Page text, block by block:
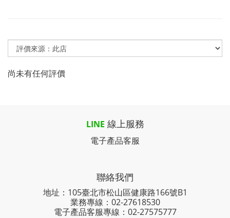
尚未有任何評價
LINE 線上服務
電子產品客服
聯絡我們
地址：105臺北市松山區健康路166號B1
業務專線： 02-27618530
電子產品客服專線：02-27575777